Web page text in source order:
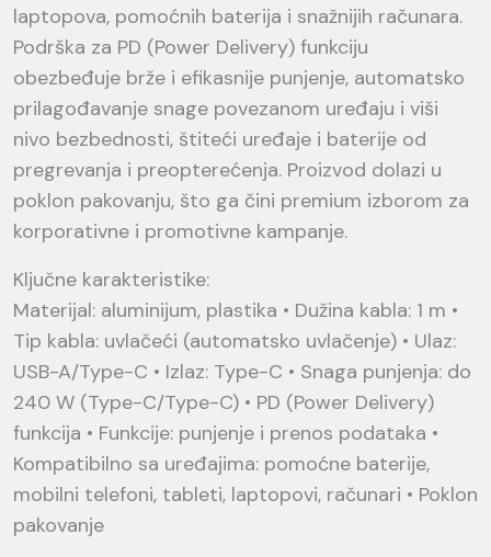
laptopova, pomoćnih baterija i snažnijih računara.
Podrška za PD (Power Delivery) funkciju
obezbeđuje brže i efikasnije punjenje, automatsko
prilagođavanje snage povezanom uređaju i viši
nivo bezbednosti, štiteći uređaje i baterije od
pregrevanja i preopterećenja. Proizvod dolazi u
poklon pakovanju, što ga čini premium izborom za
korporativne i promotivne kampanje.
Ključne karakteristike:
Materijal: aluminijum, plastika • Dužina kabla: 1 m •
Tip kabla: uvlačeći (automatsko uvlačenje) • Ulaz:
USB-A/Type-C • Izlaz: Type-C • Snaga punjenja: do
240 W (Type-C/Type-C) • PD (Power Delivery)
funkcija • Funkcije: punjenje i prenos podataka •
Kompatibilno sa uređajima: pomoćne baterije,
mobilni telefoni, tableti, laptopovi, računari • Poklon
pakovanje